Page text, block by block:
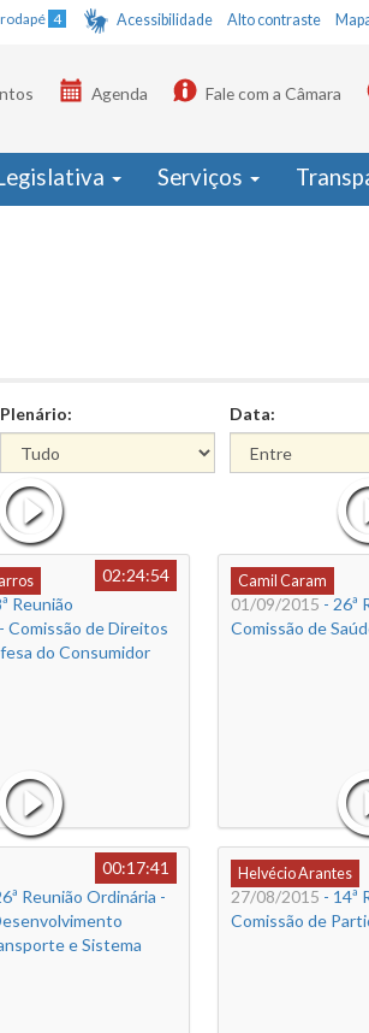
4 Acessibilidade Alto contraste
Agenda Fale com a Câmara
Serviços
Plenário: Data:
02:24:54
Reunião
Comissão de Direitos
do Consumidor
Camil Caram
01/09/2015 - 26ª
Comissão de
00:17:41
Reunião Ordinária -
e Sistema
Helvécio Arantes
27/08/2015 - 14ª
Comissão de